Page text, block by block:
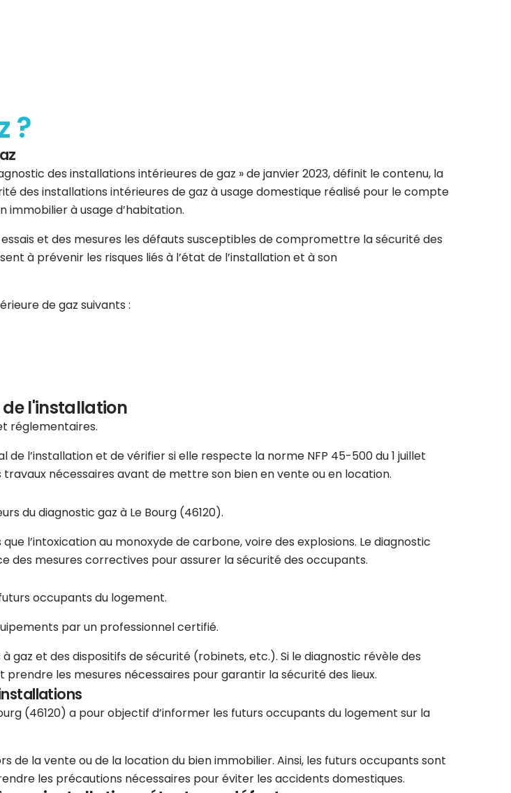
?
des installations intérieures de gaz » de janvier 2023, définit le contenu, la
des installations intérieures de gaz à usage domestique réalisé pour le compte
immobilier à usage d’habitation.
et des mesures les défauts susceptibles de compromettre la sécurité des
à prévenir les risques liés à l’état de l’installation et à son
de gaz suivants :
l'installation
réglementaires.
de l’installation et de vérifier si elle respecte la norme NFP 45-500 du 1 juillet
nécessaires avant de mettre son bien en vente ou en location.
du diagnostic gaz à Le Bourg (46120).
l’intoxication au monoxyde de carbone, voire des explosions. Le diagnostic
mesures correctives pour assurer la sécurité des occupants.
occupants du logement.
par un professionnel certifié.
et des dispositifs de sécurité (robinets, etc.). Si le diagnostic révèle des
les mesures nécessaires pour garantir la sécurité des lieux.
(46120) a pour objectif d’informer les futurs occupants du logement sur la
de la vente ou de la location du bien immobilier. Ainsi, les futurs occupants sont
les précautions nécessaires pour éviter les accidents domestiques.